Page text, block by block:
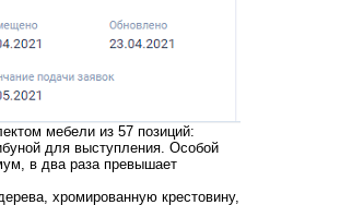
мебели из 57 позиций:
для выступления. Особой
в два раза превышает
хромированную крестовину,